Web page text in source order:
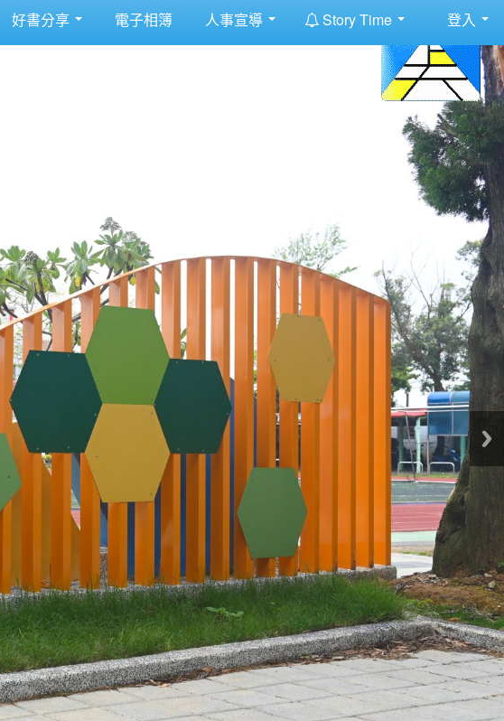
好書分享 電子相簿 人事宣導 Story Time 登入